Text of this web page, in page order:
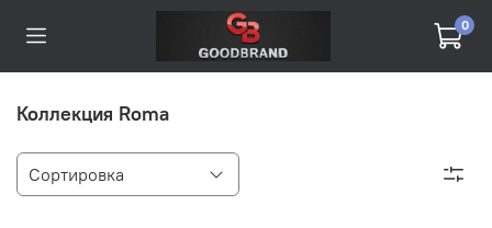
0
Коллекция Roma